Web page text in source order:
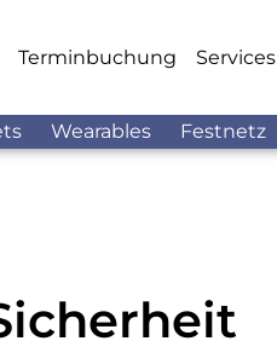
Terminbuchung Services
Wearables Festnetz